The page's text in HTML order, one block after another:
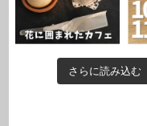
さらに読み込む